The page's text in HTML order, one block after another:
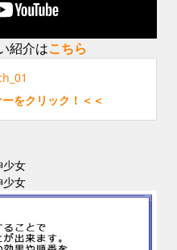
紹介はこちら
をクリック！＜＜